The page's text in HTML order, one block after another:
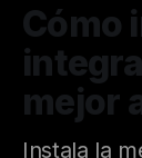
Cómo
mejor
Instala la